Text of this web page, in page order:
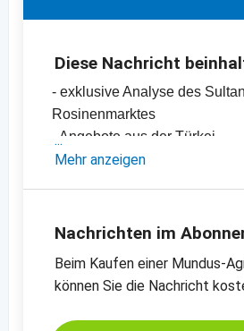
Diese Nachricht
- exklusive Analyse des
Rosinenmarktes
- Angebote aus der Türkei
-Sultaninen, Grade A, Type 9,
Türkei
Türkei
-weitere Preischarts
Mehr anzeigen
Nachrichten im
Beim Kaufen einer Mundus-
können Sie die Nachricht